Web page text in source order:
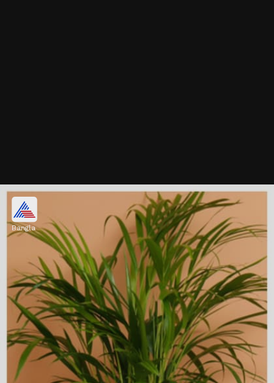
বস্টন ফার্ন
ঘরের ভেতরে আর্দ্রতা বজায় রাখতে বস্টন ফার্ন খুব
উপকারী। অল্প পরিচর্যাতেই এই গাছ ঘরের মধ্যে সহজে
বড় করা যায়।
Image credits: Getty
Bangla